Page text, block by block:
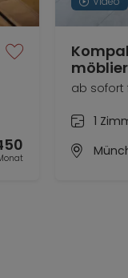
ab sofort
1